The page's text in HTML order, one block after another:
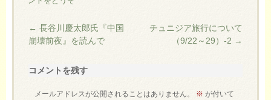
← 長谷川慶太郎氏『中国
崩壊前夜』を読んで
チュニジア旅行について
（9/22～29）-2 →
コメントを残す
メールアドレスが公開されることはありません。 ※ が付いて